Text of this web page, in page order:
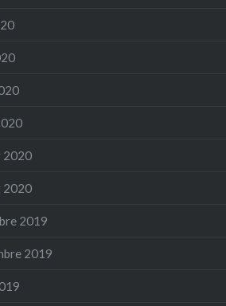
2020
2020
2019
2019